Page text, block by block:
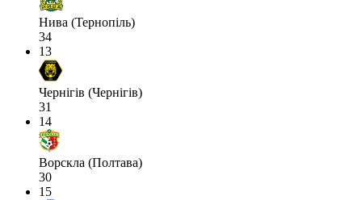
Нива (Тернопіль)
34
13
Чернігів (Чернігів)
31
14
Ворскла (Полтава)
30
15